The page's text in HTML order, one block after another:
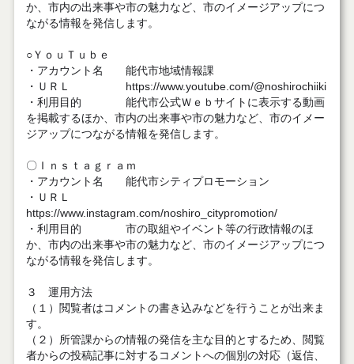
か、市内の出来事や市の魅力など、市のイメージアップにつ
ながる情報を発信します。
○ＹｏｕＴｕｂｅ
・アカウント名 能代市地域情報課
・ＵＲＬ https://www.youtube.com/@noshirochiiki
・利用目的 能代市公式Ｗｅｂサイトに表示する動画
を掲載するほか、市内の出来事や市の魅力など、市のイメー
ジアップにつながる情報を発信します。
〇Ｉｎｓｔａｇｒａｍ
・アカウント名 能代市シティプロモーション
・ＵＲＬ
https://www.instagram.com/noshiro_citypromotion/
・利用目的 市の取組やイベント等の行政情報のほ
か、市内の出来事や市の魅力など、市のイメージアップにつ
ながる情報を発信します。
３ 運用方法
（１）閲覧者はコメントの書き込みなどを行うことが出来ま
す。
（２）所管課からの情報の発信を主な目的とするため、閲覧
者からの投稿記事に対するコメントへの個別の対応（返信、